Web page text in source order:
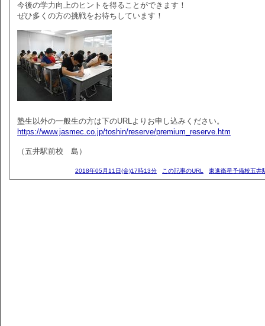
今後の学力向上のヒントを得ることができます！
ぜひ多くの方の挑戦をお待ちしています！
塾生以外の一般生の方は下のURLよりお申し込みください。
https://www.jasmec.co.jp/toshin/reserve/premium_reserve.htm
（五井駅前校 島）
2018年05月11日(金)17時13分 この記事のURL 東進衛星予備校五井